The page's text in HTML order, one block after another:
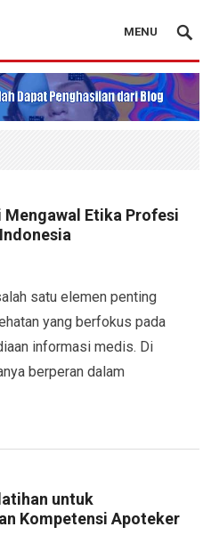
MENU
Mengawal Etika Profesi
satu elemen penting
yang berfokus pada
informasi medis. Di
berperan dalam
untuk
Kompetensi Apoteker